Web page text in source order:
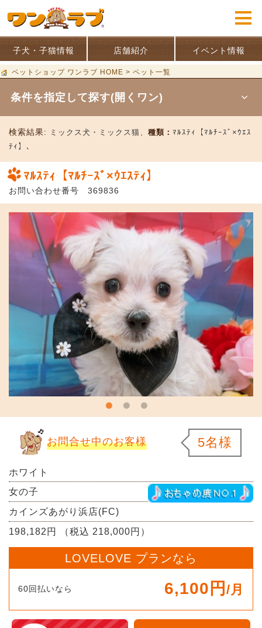
子犬・子猫情報 店舗紹介 イベント情報
ペットショップ ワンラブ HOME > ペット一覧
条件を指定して探す(開くワン)
検索結果: ミックス犬・ミックス猫、 種類： ﾏﾙｽﾃｨ【ﾏﾙﾁｰｽﾞ×ｳｴｽ
ﾃｨ】、
ﾏﾙｽﾃｨ【ﾏﾙﾁｰｽﾞ×ｳｴｽﾃｨ】
お問い合わせ番号 369836
お問合せ中のお客様 5名様
ホワイト
女の子
カインズあがり浜店(FC)
198,182円 （税込 218,000円）
LOVELOVE プランなら
60回払いなら 6,100円 /月